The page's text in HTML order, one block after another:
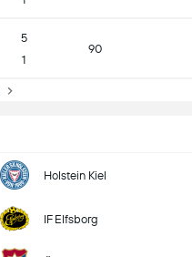
5
1
90
Holstein Kiel
IF Elfsborg